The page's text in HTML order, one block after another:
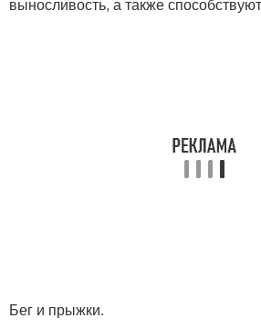
Бег и прыжки.